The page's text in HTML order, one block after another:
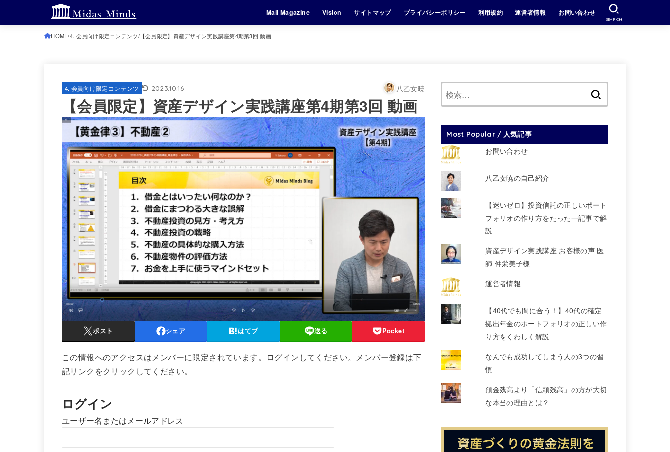
Mail Magazine Vision サイトマップ プライバシーポリシー 利用規約 運営者情報 お問い合わせ
SEARCH
HOME 4. 会員向け限定コンテンツ 【会員限定】資産デザイン実践講座第4期第3回 動画
4. 会員向け限定コンテンツ 2023.10.16 八乙女暁
【会員限定】資産デザイン実践講座第4期第3回 動画
ポスト シェア はてブ 送る Pocket
この情報へのアクセスはメンバーに限定されています。ログインしてください。メンバー登録は下
記リンクをクリックしてください。
ログイン
ユーザー名またはメールアドレス
Most Popular / 人気記事
お問い合わせ
八乙女暁の自己紹介
【迷いゼロ】投資信託の正しいポート
フォリオの作り方をたった一記事で解
説
資産デザイン実践講座 お客様の声 医
師 仲栄美子様
運営者情報
【40代でも間に合う！】40代の確定
拠出年金のポートフォリオの正しい作
り方をくわしく解説
なんでも成功してしまう人の3つの習
慣
預金残高より「信頼残高」の方が大切
な本当の理由とは？